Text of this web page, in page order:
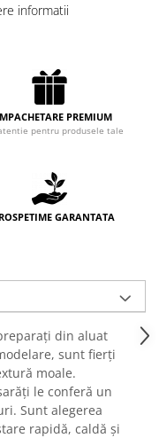
informatii
PREMIUM
pentru produsele tale
GARANTATA
din aluat
sunt fierți
moale.
le conferă un
Sunt alegerea
rapidă, caldă și